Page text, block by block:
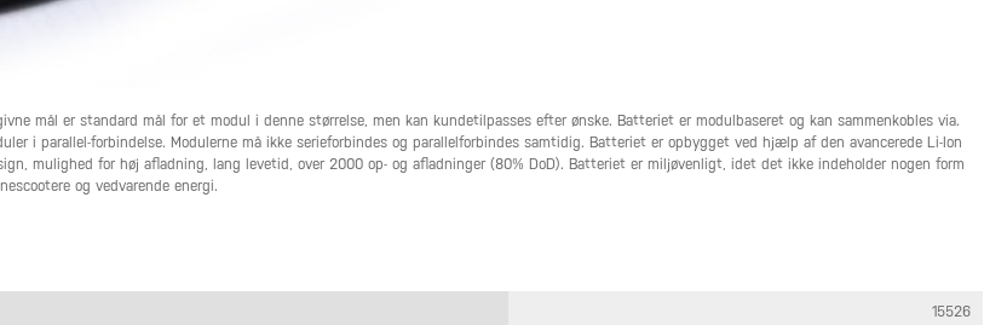
mål er standard mål for et modul i denne størrelse, men kan kundetilpasses efter ønske. Batteriet er modulbaseret og kan sammenkobles via.
i parallel-forbindelse. Modulerne må ikke serieforbindes og parallelforbindes samtidig. Batteriet er opbygget ved hjælp af den avancerede Li-Ion
mulighed for høj afladning, lang levetid, over 2000 op- og afladninger (80% DoD). Batteriet er miljøvenligt, idet det ikke indeholder nogen form
og vedvarende energi.
15526